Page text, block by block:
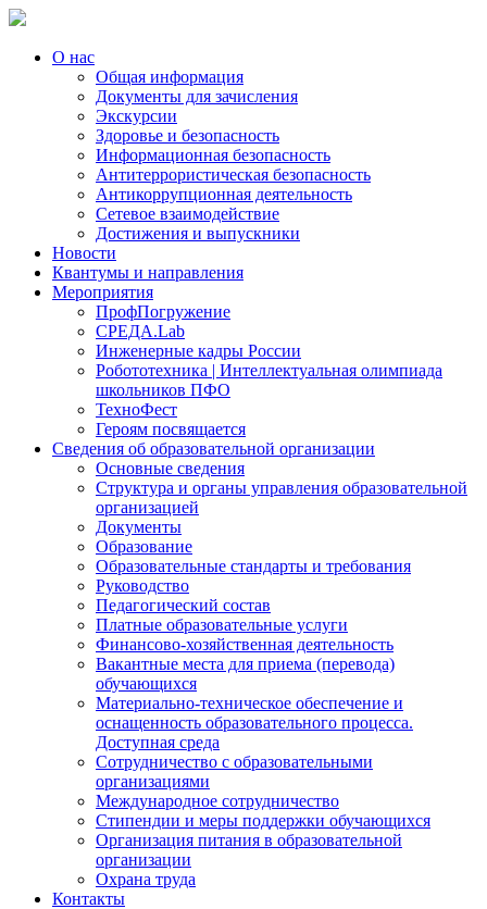
О нас
Общая информация
Документы для зачисления
Экскурсии
Здоровье и безопасность
Информационная безопасность
Антитеррористическая безопасность
Антикоррупционная деятельность
Сетевое взаимодействие
Достижения и выпускники
Новости
Квантумы и направления
Мероприятия
ПрофПогружение
СРЕДА.Lab
Инженерные кадры России
Робототехника | Интеллектуальная олимпиада
школьников ПФО
ТехноФест
Героям посвящается
Сведения об образовательной организации
Основные сведения
Структура и органы управления образовательной
организацией
Документы
Образование
Образовательные стандарты и требования
Руководство
Педагогический состав
Платные образовательные услуги
Финансово-хозяйственная деятельность
Вакантные места для приема (перевода)
обучающихся
Материально-техническое обеспечение и
оснащенность образовательного процесса.
Доступная среда
Сотрудничество с образовательными
организациями
Международное сотрудничество
Стипендии и меры поддержки обучающихся
Организация питания в образовательной
организации
Охрана труда
Контакты